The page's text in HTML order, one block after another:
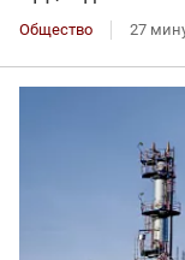
Общество 27